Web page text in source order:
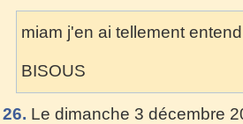
miam j'en ai tellement
BISOUS
26. Le dimanche 3 décembre